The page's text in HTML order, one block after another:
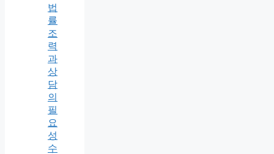
법
률
조
력
과
상
담
의
필
요
성
수